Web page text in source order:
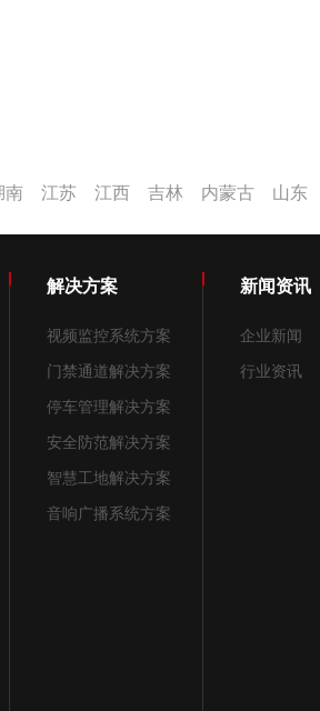
南 江苏 江西 吉林 内蒙古 山东
解决方案
视频监控系统方案
门禁通道解决方案
停车管理解决方案
安全防范解决方案
智慧工地解决方案
音响广播系统方案
新闻资讯
企业新闻
行业资讯